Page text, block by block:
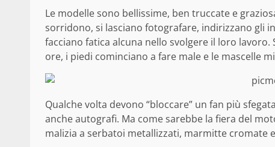
Le modelle sono bellissime, ben truccate e
sorridono, si lasciano fotografare, indirizzano gli
facciano fatica alcuna nello svolgere il loro
ore, i piedi cominciano a fare male e le mascelle
Qualche volta devono “bloccare” un fan più
anche autografi. Ma come sarebbe la fiera del
malizia a serbatoi metallizzati, marmitte cromate